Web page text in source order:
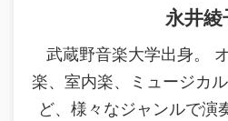
永井綾
武蔵野音楽大学出身。
楽、室内楽、ミュージカ
ど、様々なジャンルで演